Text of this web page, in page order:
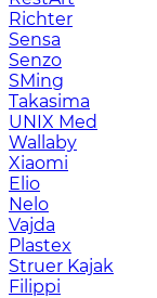
Richter
Sensa
Senzo
SMing
Takasima
UNIX Med
Wallaby
Xiaomi
Elio
Nelo
Vajda
Plastex
Struer Kajak
Filippi